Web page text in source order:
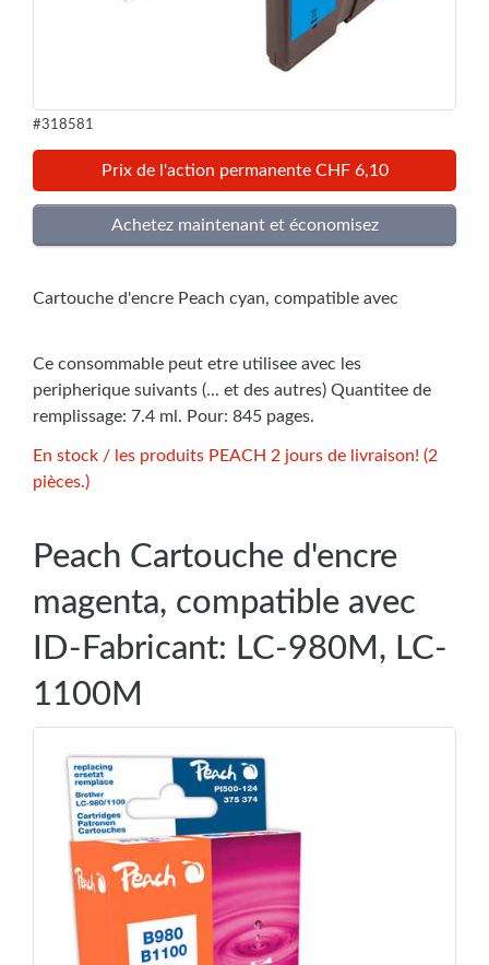
#318581
Prix de l'action permanente CHF 6,10
Cartouche d'encre Peach cyan, compatible avec
Ce consommable peut etre utilisee avec les
peripherique suivants (... et des autres) Quantitee de
remplissage: 7.4 ml. Pour: 845 pages.
En stock / les produits PEACH 2 jours de livraison! (2
pièces.)
Peach Cartouche d'encre
magenta, compatible avec
ID-Fabricant: LC-980M, LC-
1100M